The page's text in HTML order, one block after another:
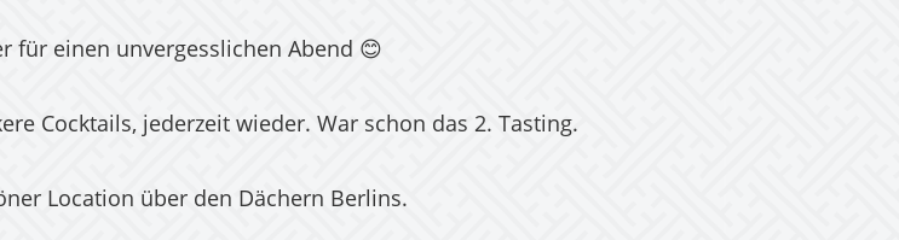
für einen unvergesslichen Abend 😊
Cocktails, jederzeit wieder. War schon das 2. Tasting.
Location über den Dächern Berlins.